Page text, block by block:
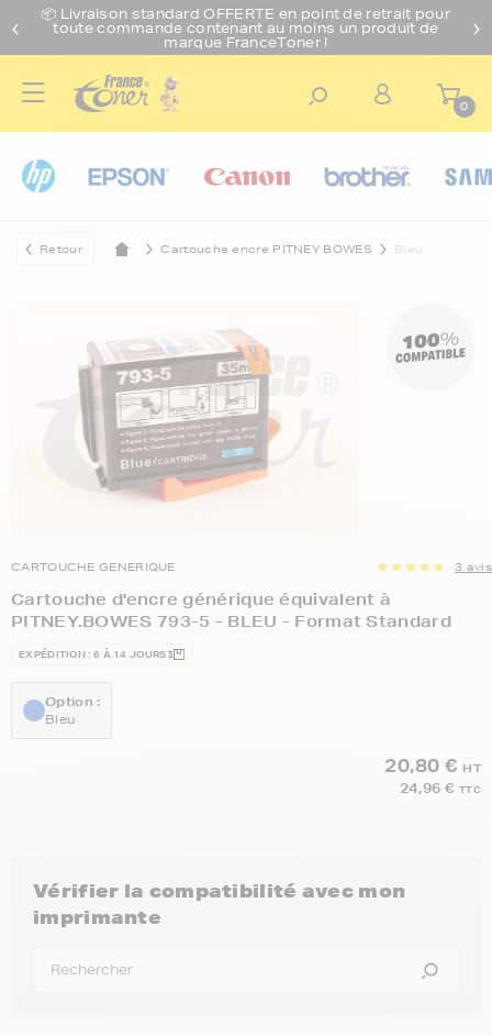
📦 Livraison standard OFFERTE en point de retrait pour
toute commande contenant au moins un produit de
marque FranceToner !
0
Retour Cartouche encre PITNEY BOWES Bleu
CARTOUCHE GENERIQUE 3 avis
Cartouche d'encre générique équivalent à
PITNEY.BOWES 793-5 - BLEU - Format Standard
EXPÉDITION : 6 À 14 JOURS
Option :
Bleu
20,80 € HT
24,96 € TTC
Vérifier la compatibilité avec mon
imprimante